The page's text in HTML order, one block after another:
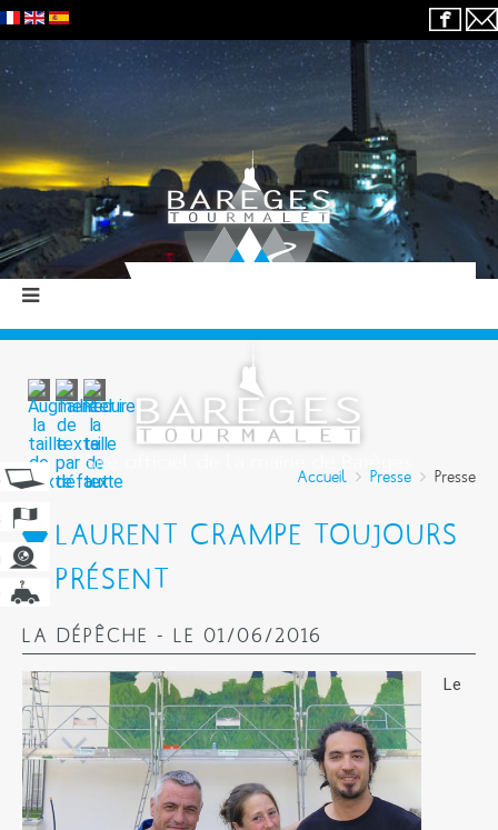
Accueil Presse Presse
LAURENT CRAMPE TOUJOURS
PRÉSENT
LA DÉPÊCHE - LE 01/06/2016
Le